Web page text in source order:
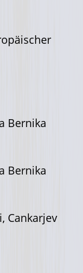
Bernika
Bernika
Cankarjev